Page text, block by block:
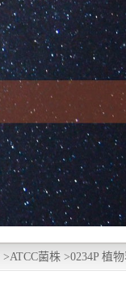
>ATCC菌株 >0234P 植